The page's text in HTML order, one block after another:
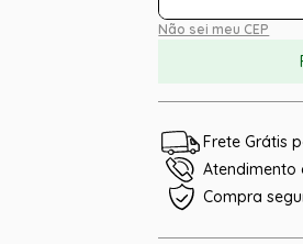
Não sei meu CEP
Frete Grátis
Atendimento
Compra